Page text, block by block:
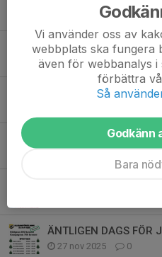
13 feb, 15:45 0
Eftersäsong 2026,
3 feb, 15:30 0
VIP-event CCM och
Älta IF vinnare i UDM
ÄNTLIGEN DAGS FÖR
27 nov 2025 0
Vi använder oss av
webbplats ska fungera
även för webbanalys i
förbättra
Så
Godkänn
Bara